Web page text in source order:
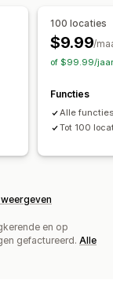
zoeken
100 locaties
$9.99/
of $99.99/jaar
Functies
Alle
Tot 100
en op
gefactureerd. Alle